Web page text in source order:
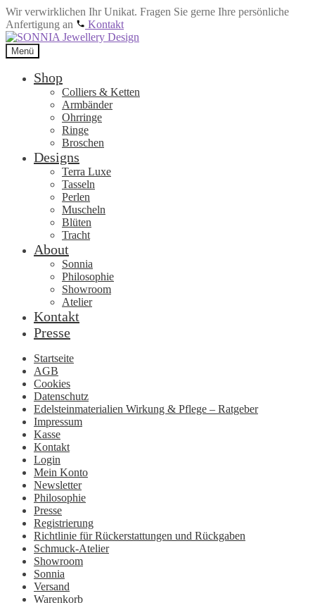
Wir verwirklichen Ihr Unikat. Fragen Sie gerne Ihre persönliche
Anfertigung an
Kontakt
Zur
Navigation
springen
Zum
Inhalt
springen
Menü
Shop
Colliers & Ketten
Armbänder
Ohrringe
Ringe
Broschen
Designs
Terra Luxe
Tasseln
Perlen
Muscheln
Blüten
Tracht
About
Sonnia
Philosophie
Showroom
Atelier
Kontakt
Presse
Startseite
AGB
Cookies
Datenschutz
Edelsteinmaterialien Wirkung & Pflege – Ratgeber
Impressum
Kasse
Kontakt
Login
Mein Konto
Newsletter
Philosophie
Presse
Registrierung
Richtlinie für Rückerstattungen und Rückgaben
Schmuck-Atelier
Showroom
Sonnia
Versand
Warenkorb